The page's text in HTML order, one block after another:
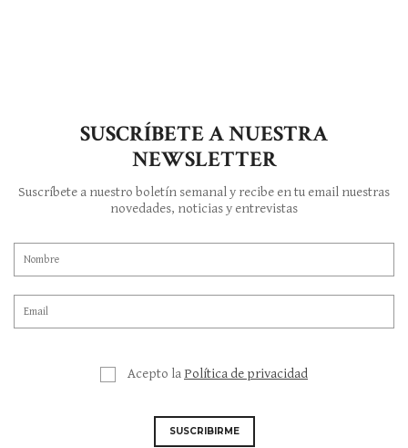
SUSCRÍBETE A NUESTRA
NEWSLETTER
Suscríbete a nuestro boletín semanal y recibe en tu email nuestras
novedades, noticias y entrevistas
Acepto la Política de privacidad
SUSCRIBIRME